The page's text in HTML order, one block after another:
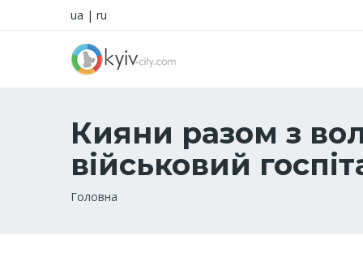
ua | ru
Кияни разом з
військовий
Рядок
Головна